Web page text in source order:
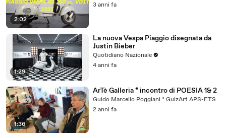
2:02
3 anni fa
1:29
La nuova Vespa Piaggio disegnata da
Justin Bieber
Quotidiano Nazionale
4 anni fa
1:36
ArTè Galleria * incontro di POESIA 1& 2
Guido Marcello Poggiani * GuizArt APS-ETS
2 anni fa